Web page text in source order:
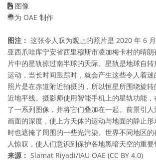
图像
为 OAE 制作
图注： 这张令人叹为观止的照片是 2020 年 6
亚西爪哇库宁安省西里穆斯市凌加梅卡村的晴
片中的星轨掠过南半球的天际。星轨是地球自
运动，当长时间跟踪时，就会产生这些令人着
照片是在赤道附近拍摄的，所以恒星所围绕旋
近地平线。摄影师使用智能手机上的星轨功能
了一系列图像，并将它们叠加在一起。前景引
画面的深度，使上方天体的运动与地面的静止
时也遮掩了周围的一些光污染。世界不同地区
人惊叹，使人们意识到保护各地黑暗天空的重要
来源： Slamat Riyadi/IAU OAE (CC BY 4.0)